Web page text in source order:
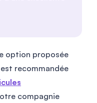
option proposée
recommandée
compagnie